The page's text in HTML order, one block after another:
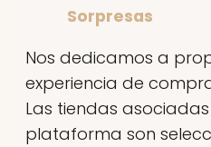
Sorpresas
Nos dedicamos a
experiencia de
Las tiendas
plataforma son